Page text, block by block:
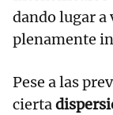
dando lugar a
plenamente
Pese a las
cierta